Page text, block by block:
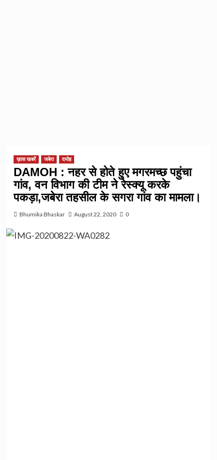
ख़ास खबरें जबेरा दमोह
DAMOH : नहर से होते हुए मगरमच्छ पहुंचा
गांव, वन विभाग की टीम ने रेस्क्यू करके
पकड़ा,जबेरा तहसील के सगरा गांव का मामला।
Bhumika Bhaskar August 22, 2020 0